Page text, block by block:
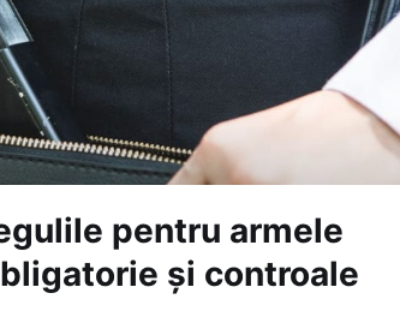
pentru armele
și controale